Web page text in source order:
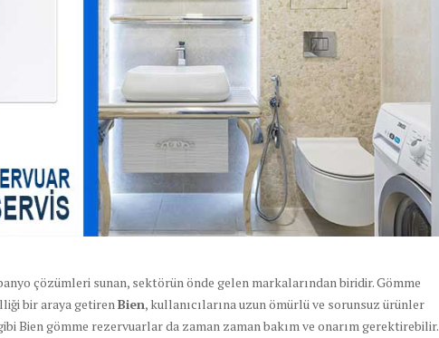
çözümleri sunan, sektörün önde gelen markalarından biridir. Gömme
bir araya getirenBien, kullanıcılarına uzun ömürlü ve sorunsuz ürünler
Bien gömme rezervuarlar da zaman zaman bakım ve onarım gerektirebilir.